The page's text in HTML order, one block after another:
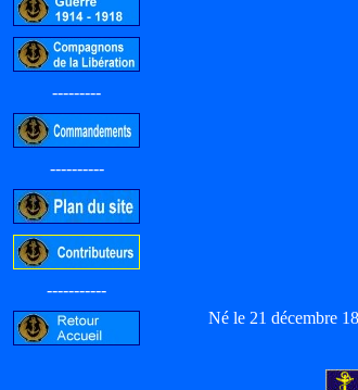
---------
----------
-----------
Né le 21 décembre